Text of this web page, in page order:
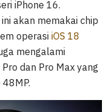
iPhone 16.
akan memakai chip
operasi iOS 18
mengalami
dan Pro Max yang